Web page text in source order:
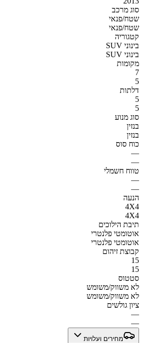
סוג מרכב
שטח/פנאי
שטח/פנאי
קטגוריה
SUV בינוני
SUV בינוני
מקומות
7
5
דלתות
5
5
סוג מנוע
בנזין
בנזין
כוח סוס
—
—
טווח חשמלי
—
—
הנעה
4X4
4X4
תיבת הילוכים
אוטומטי פלנטרי
אוטומטי פלנטרי
קבוצת זיהום
15
15
סטטוס
לא משווק/משומש
לא משווק/משומש
ציון גולשים
—
—
מחירים ועלויות